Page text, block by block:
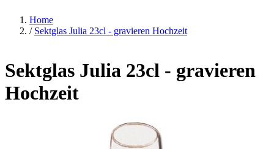
Home
/ Sektglas Julia 23cl - gravieren Hochzeit
Sektglas Julia 23cl - gravieren
Hochzeit